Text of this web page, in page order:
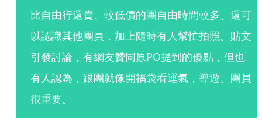
比自由行還貴、較低價的團自由時間較多、還可
以認識其他團員，加上隨時有人幫忙拍照。貼文
引發討論，有網友贊同原PO提到的優點，但也
有人認為，跟團就像開福袋看運氣，導遊、團員
很重要。